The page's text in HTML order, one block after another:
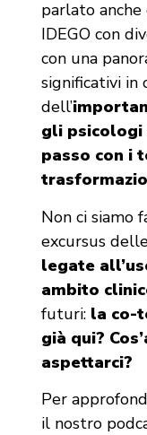
parlato
IDEGO con
con una
significativi in
dell’
gli psicologi
passo con i
Non ci siamo
excursus
legate
ambito
futuri:la co-
già qui?
aspettarci?
Per
il nostro